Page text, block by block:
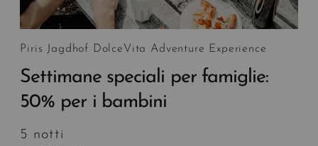
Piris Jagdhof DolceVita Adventure Experience
Settimane speciali per famiglie:
50% per i bambini
5 notti